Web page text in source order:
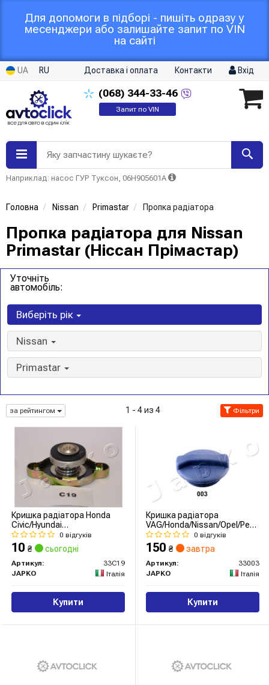
Для допомоги в підборі - пишіть одразу у
месенджери або залишайте запит по VIN
на сайті
UA RU Доставка і оплата Контакти Вхід
(068) 344-33-46
Запит по VIN
Яку запчастину шукаєте?
Наприклад: насос ГУР Туксон, 06H905601A
Головна Nissan Primastar Пропка радіатора
Пропка радіатора для Nissan
Primastar (Ніссан Прімастар)
Уточніть
автомобіль:
Виберіть рік
Nissan
Primastar
за рейтингом 1 - 4 из 4 Фільтри
Кришка радіатора Honda
Civic/Hyundai
Accent/Kia/Mitsubishi/Mazda/Daihatsu/Nissan/Subaru/Suzuki/
(33C19) JAPKO
0 відгуків
10 ₴ сьогодні
Артикул:
33C19
JAPKO
Італія
Купити
Кришка радіатора
VAG/Honda/Nissan/Opel/
(96-06) (33003) JAPKO
0 відгуків
150 ₴ завтра
Артикул:
33003
JAPKO
Італія
Купити